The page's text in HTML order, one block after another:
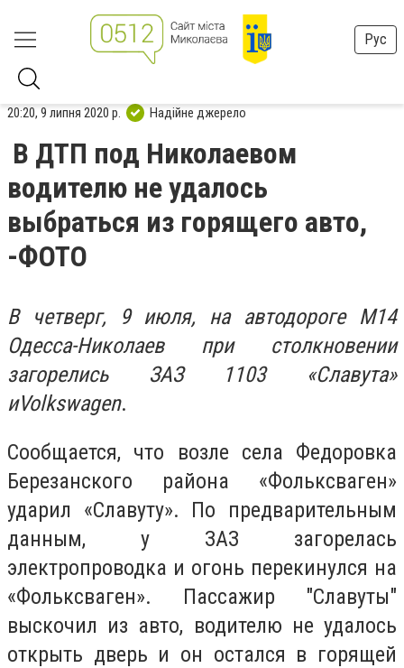
Рус
20:20, 9 липня 2020 р. Надійне джерело
В ДТП под Николаевом
водителю не удалось
выбраться из горящего авто,
-ФОТО
В четверг, 9 июля, на автодороге М14
Одесса-Николаев при столкновении
загорелись ЗАЗ 1103 «Славута»
иVolkswagen.
Сообщается, что возле села Федоровка
Березанского района «Фольксваген»
ударил «Славуту». По предварительным
данным, у ЗАЗ загорелась
электропроводка и огонь перекинулся на
«Фольксваген». Пассажир "Славуты"
выскочил из авто, водителю не удалось
открыть дверь и он остался в горящей